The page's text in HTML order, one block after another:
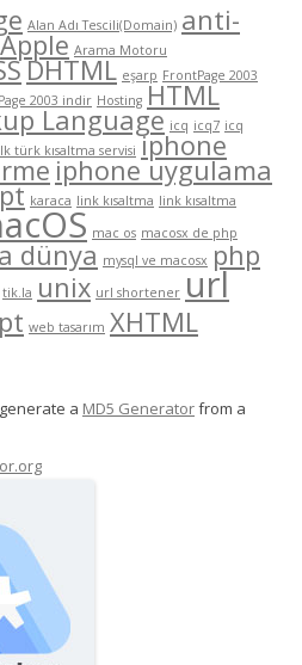
Alan Adı Tescili(Domain) anti-
Apple Arama Motoru
DHTML eşarp FrontPage 2003
2003 indir Hosting HTML
Language icq icq7 icq
türk kısaltma servisi iphone
iphone uygulama
karaca link kısaltma link kısaltma
mac os macosx de php
dünya mysql ve macosx php
tik.la unix url shortener url
web tasarım XHTML
a MD5 Generatorfrom a